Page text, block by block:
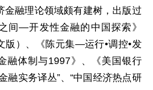
融理论领域颇有建树，出版过
间—开发性金融的中国探索》
版）、《陈元集—运行•调控•发
融体制与1997》、《美国银行
融实务译丛”、“中国经济热点研